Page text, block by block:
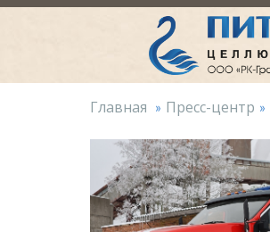
Главная Пресс-центр